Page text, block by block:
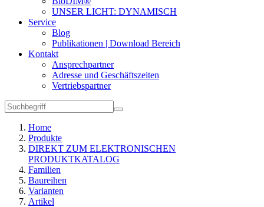
UNSER LICHT: DYNAMISCH
Service
Blog
Publikationen | Download Bereich
Kontakt
Ansprechpartner
Adresse und Geschäftszeiten
Vertriebspartner
Home
Produkte
DIREKT ZUM ELEKTRONISCHEN
PRODUKTKATALOG
Familien
Baureihen
Varianten
Artikel